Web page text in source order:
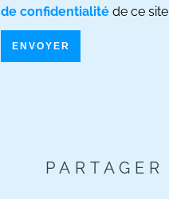
de confidentialité de ce site
ENVOYER
PARTAGER